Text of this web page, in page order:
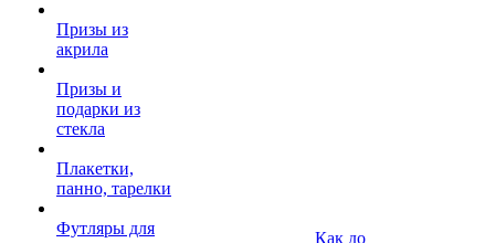
Призы из
акрила
Призы и
подарки из
стекла
Плакетки,
панно, тарелки
Футляры для
Как до